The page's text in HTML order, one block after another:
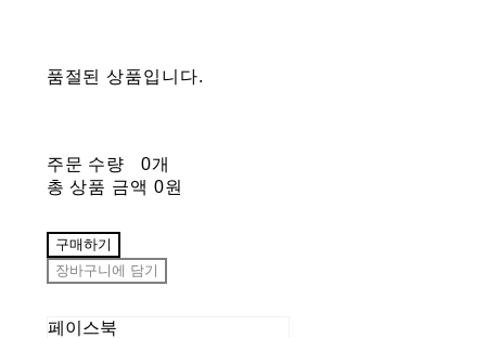
품절된 상품입니다.
주문 수량
0개
총 상품 금액 0원
구매하기
장바구니에 담기
페이스북